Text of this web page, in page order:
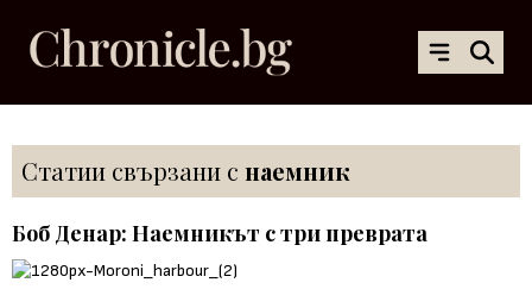
Статии свързани с наемник
Боб Денар: Наемникът с три преврата